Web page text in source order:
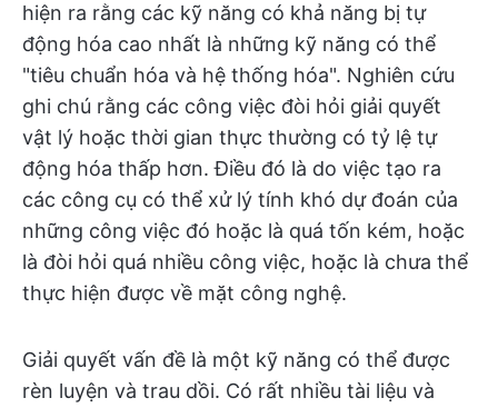
hiện ra rằng các kỹ năng có khả năng bị tự
động hóa cao nhất là những kỹ năng có thể
"tiêu chuẩn hóa và hệ thống hóa". Nghiên cứu
ghi chú rằng các công việc đòi hỏi giải quyết
vật lý hoặc thời gian thực thường có tỷ lệ tự
động hóa thấp hơn. Điều đó là do việc tạo ra
các công cụ có thể xử lý tính khó dự đoán của
những công việc đó hoặc là quá tốn kém, hoặc
là đòi hỏi quá nhiều công việc, hoặc là chưa thể
thực hiện được về mặt công nghệ.
Giải quyết vấn đề là một kỹ năng có thể được
rèn luyện và trau dồi. Có rất nhiều tài liệu và